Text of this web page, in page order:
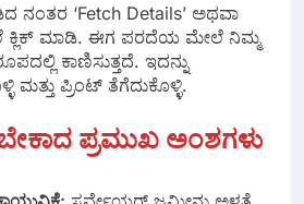
ನಂತರ ‘Fetch Details’ ಅಥವಾ
ಕ್ಲಿಕ್ ಮಾಡಿ. ಈಗ ಪರದೆಯ ಮೇಲೆ ನಿಮ್ಮ
ಕಾಣಿಸುತ್ತದೆ. ಇದನ್ನು
ಪ್ರಿಂಟ್ ತೆಗೆದುಕೊಳ್ಳಿ.
ಪ್ರಮುಖ ಅಂಶಗಳು